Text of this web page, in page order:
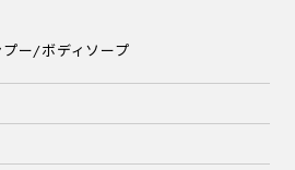
ー/ボディソープ